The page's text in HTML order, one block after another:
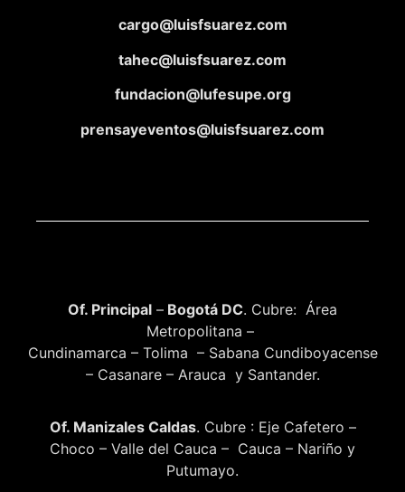
cargo@luisfsuarez.com
tahec@luisfsuarez.com
fundacion@lufesupe.org
prensayeventos@luisfsuarez.com
Of. Principal – Bogotá DC. Cubre: Área
Metropolitana –
Cundinamarca – Tolima – Sabana Cundiboyacense
– Casanare – Arauca y Santander.
Of. Manizales Caldas. Cubre : Eje Cafetero –
Choco – Valle del Cauca – Cauca – Nariño y
Putumayo.